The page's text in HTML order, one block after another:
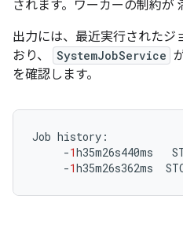
されます。ワーカーの制約が
出力には、最近実行されたジ
おり、
SystemJobService
を確認します。
Job history :
-1h35m26s440ms
-1h35m26s362ms